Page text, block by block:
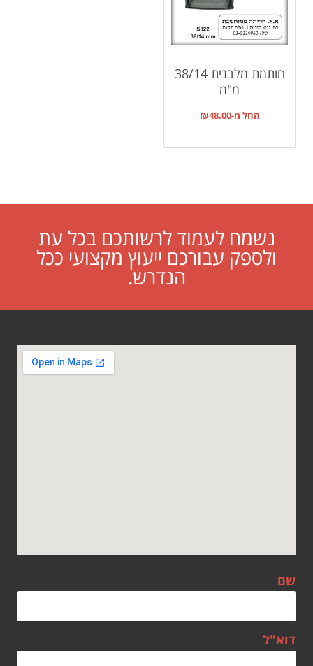
חותמת מלבנית 38/14
מ"מ
החל מ- ₪48.00
נשמח לעמוד לרשותכם בכל עת
ולספק עבורכם ייעוץ מקצועי ככל
הנדרש.
שם
דוא"ל